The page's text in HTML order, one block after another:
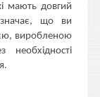
мають довгий
що ви
виробленою